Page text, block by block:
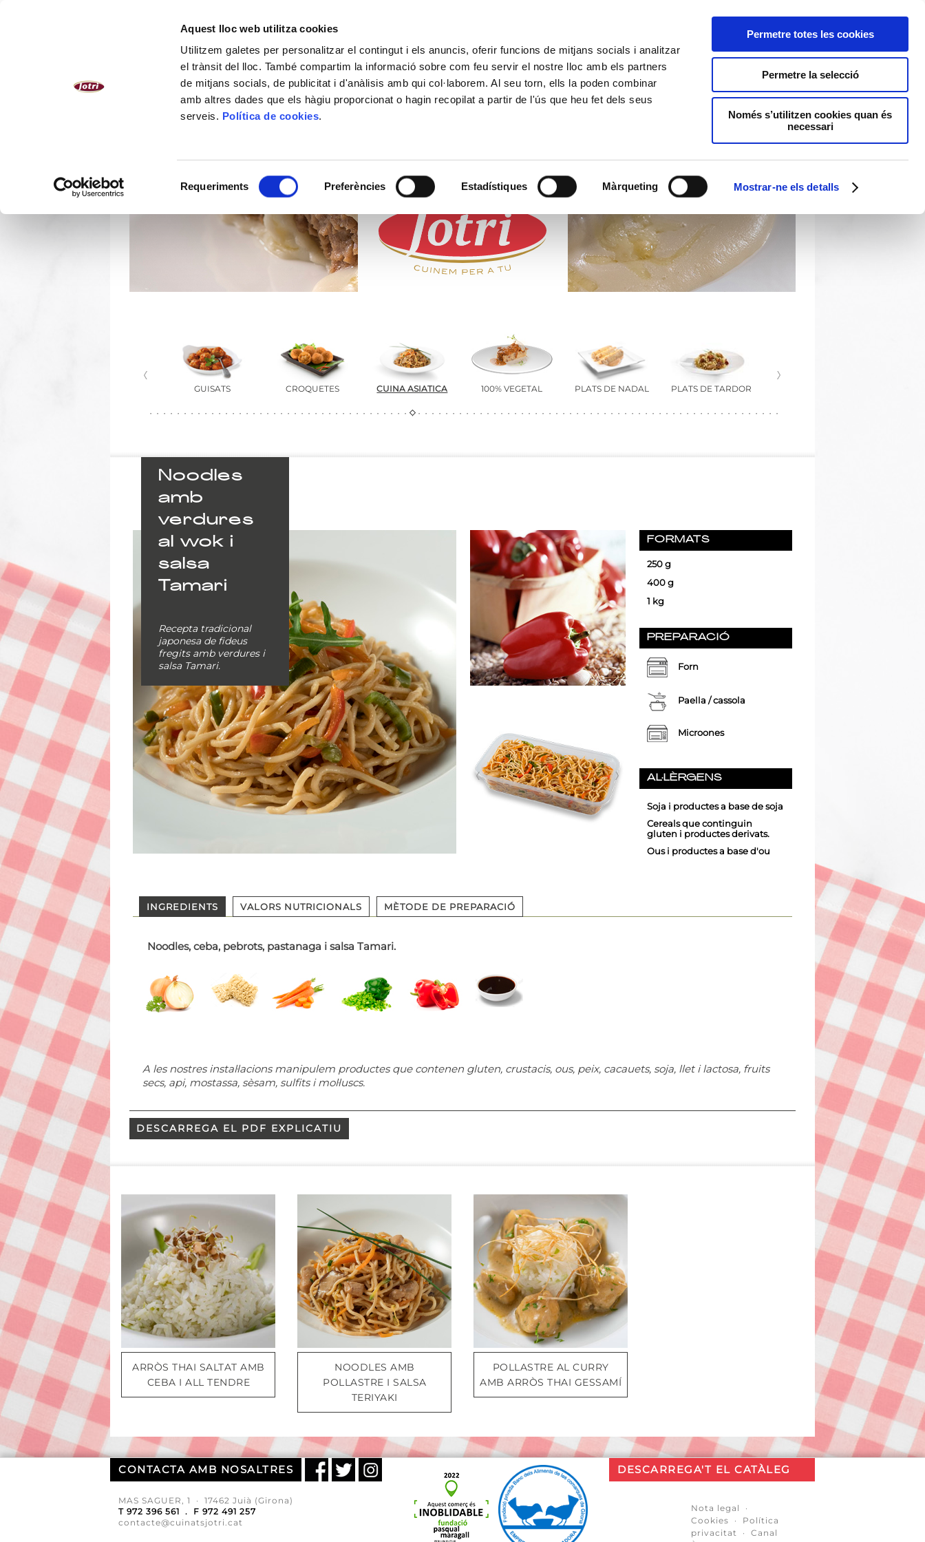
Aquest lloc web utilitza cookies
Utilitzem galetes per personalitzar el contingut i els anuncis, oferir funcions de mitjans socials i analitzar
el trànsit del lloc. També compartim la informació sobre com feu servir el nostre lloc amb els partners
de mitjans socials, de publicitat i d'anàlisis amb qui col·laborem. Al seu torn, ells la poden combinar
amb altres dades que els hàgiu proporcionat o hagin recopilat a partir de l'ús que heu fet dels seus
serveis. Política de cookies.
Requeriments Preferències Estadístiques Màrqueting Mostrar-ne els detalls
Permetre totes les cookies
Permetre la selecció
Només s’utilitzen cookies quan és
necessari
NOSALTRES PLATS CUINATS ACTUALITAT ON COMPRAR CONTACTE
FRESCOS
GUISATS CROQUETES CUINA ASIÀTICA 100% VEGETAL PLATS DE NADAL PLATS DE TARDOR
Noodles
amb
verdures
al wok i
salsa
Tamari
Recepta tradicional
japonesa de fideus
fregits amb verdures i
salsa Tamari.
FORMATS
250 g
400 g
1 kg
PREPARACIÓ
Forn
Paella / cassola
Microones
AL·LÈRGENS
Soja i productes a base de soja
Cereals que continguin
gluten i productes derivats.
Ous i productes a base d'ou
INGREDIENTS VALORS NUTRICIONALS MÈTODE DE PREPARACIÓ
Noodles, ceba, pebrots, pastanaga i salsa Tamari.
A les nostres instal·lacions manipulem productes que contenen gluten, crustacis, ous, peix, cacauets, soja, llet i lactosa, fruits
secs, api, mostassa, sèsam, sulfits i mol·luscs.
DESCARREGA EL PDF EXPLICATIU
ARRÒS THAI SALTAT AMB
CEBA I ALL TENDRE
NOODLES AMB
POLLASTRE I SALSA
TERIYAKI
POLLASTRE AL CURRY
AMB ARRÒS THAI GESSAMÍ
CONTACTA AMB NOSALTRES
MAS SAGUER, 1 · 17462 Juià (Girona)
T 972 396 561 . F 972 491 257
contacte@cuinatsjotri.cat
DESCARREGA'T EL CATÀLEG
Nota legal
·
Cookies · Política
privacitat · Canal